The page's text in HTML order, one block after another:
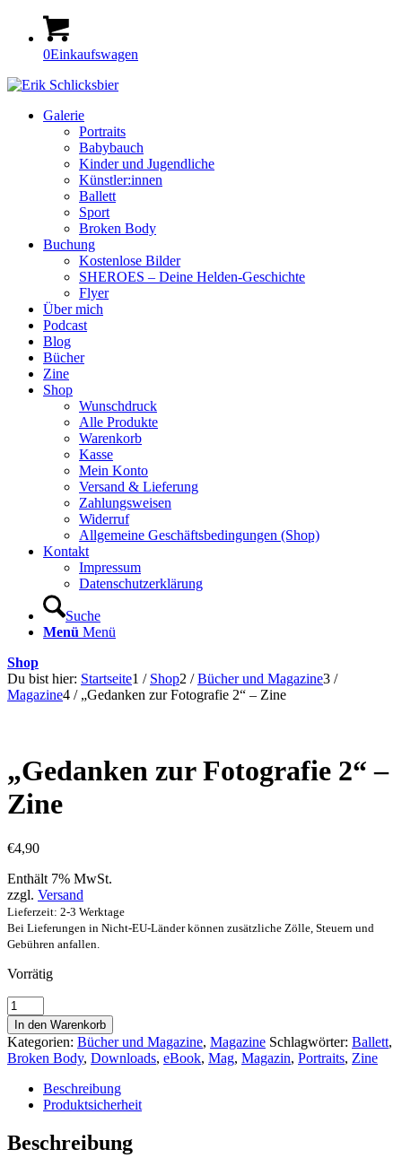
0Einkaufswagen
Galerie
Portraits
Babybauch
Kinder und Jugendliche
Künstler:innen
Ballett
Sport
Broken Body
Buchung
Kostenlose Bilder
SHEROES – Deine Helden-Geschichte
Flyer
Über mich
Podcast
Blog
Bücher
Zine
Shop
Wunschdruck
Alle Produkte
Warenkorb
Kasse
Mein Konto
Versand & Lieferung
Zahlungsweisen
Widerruf
Allgemeine Geschäftsbedingungen (Shop)
Kontakt
Impressum
Datenschutzerklärung
Suche
Menü Menü
Shop
Du bist hier: Startseite1 / Shop2 / Bücher und Magazine3 /
Magazine4 / „Gedanken zur Fotografie 2“ – Zine
„Gedanken zur Fotografie 2“ –
Zine
€4,90
Enthält 7% MwSt.
zzgl. Versand
Lieferzeit: 2-3 Werktage
Bei Lieferungen in Nicht-EU-Länder können zusätzliche Zölle, Steuern und
Gebühren anfallen.
Vorrätig
"Gedanken
zur
Fotografie
2"
-
Zine
Menge
In den Warenkorb
Kategorien: Bücher und Magazine, Magazine Schlagwörter: Ballett,
Broken Body, Downloads, eBook, Mag, Magazin, Portraits, Zine
Beschreibung
Produktsicherheit
Beschreibung